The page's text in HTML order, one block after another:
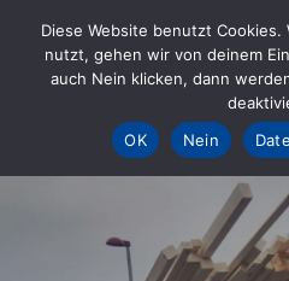
content
– Helfen
Diese Website benutzt
nutzt, gehen wir von deinem
auch Nein klicken, dann
OK
Nein